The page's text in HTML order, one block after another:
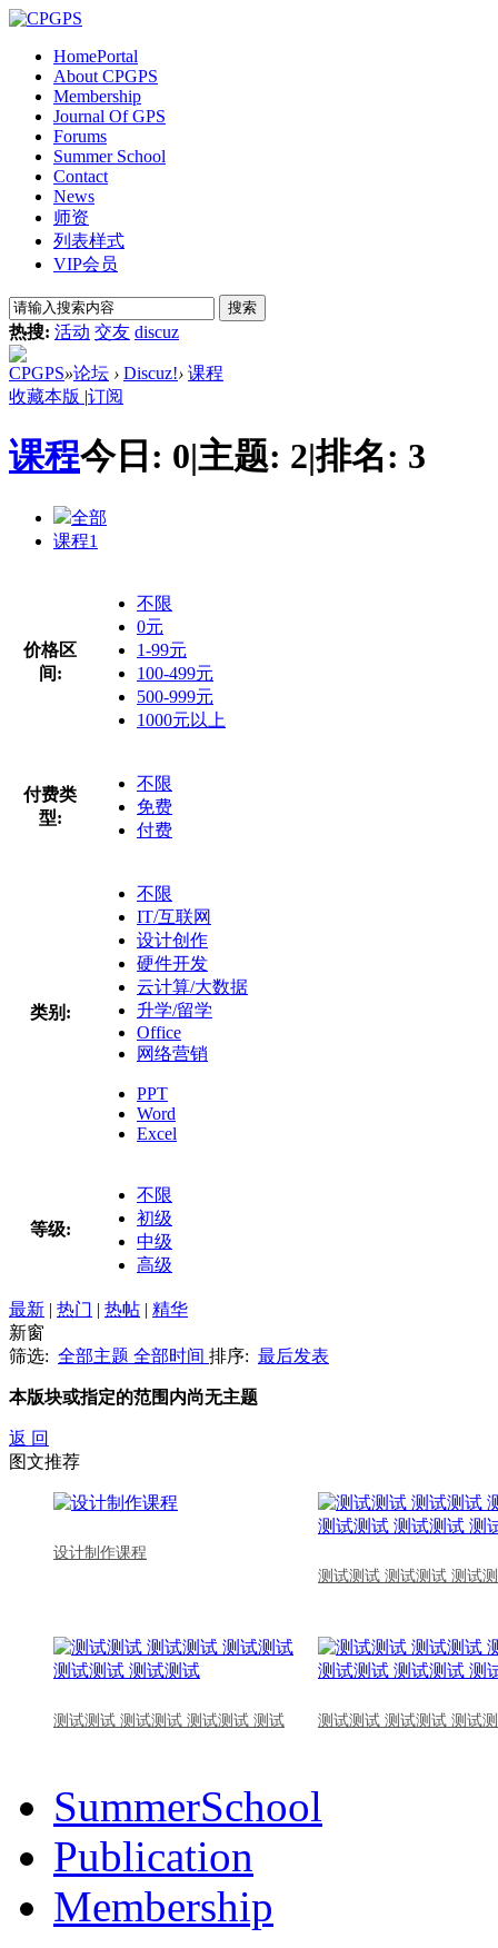
HomePortal
About CPGPS
Membership
Journal Of GPS
Forums
Summer School
Contact
News
师资
列表样式
VIP会员
搜索
热搜: 活动 交友 discuz
CPGPS»论坛 › Discuz!› 课程
收藏本版 |订阅
课程今日: 0|主题: 2|排名: 3
全部
课程1
价格区
间:
不限
0元
1-99元
100-499元
500-999元
1000元以上
付费类
型:
不限
免费
付费
类别:
不限
IT/互联网
设计创作
硬件开发
云计算/大数据
升学/留学
Office
网络营销
PPT
Word
Excel
等级:
不限
初级
中级
高级
最新 | 热门 | 热帖 | 精华
新窗
筛选: 全部主题 全部时间 排序: 最后发表
本版块或指定的范围内尚无主题
返 回
图文推荐
设计制作课程
测试测试 测试测试 测试
测试测试 测试测试 测试测试 测试 测试测试 测试测试 测试
SummerSchool
Publication
Membership